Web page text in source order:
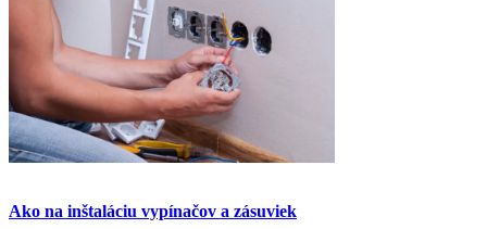
Ako na inštaláciu vypínačov a zásuviek